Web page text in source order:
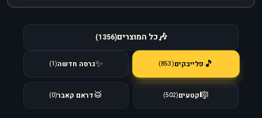
🎶כל המוצרים(
1356
)
🎵 פלייבקים(
853
)
✨גרסה חדשה(
1
)
🎼קטעים(
502
)
🥁דראם קאבר(
0
)